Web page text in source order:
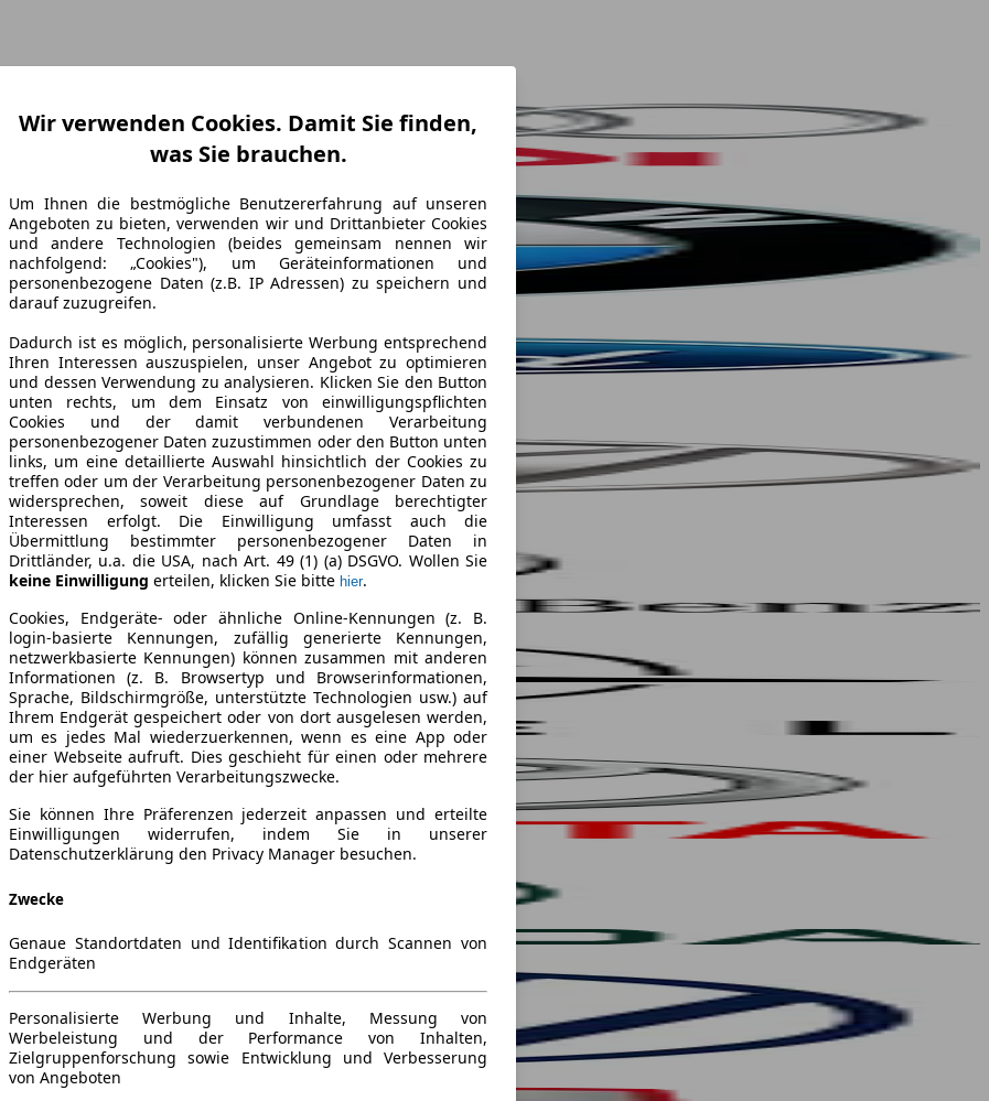
Wir verwenden Cookies. Damit Sie finden,
was Sie brauchen.
Um Ihnen die bestmögliche Benutzererfahrung auf unseren
Angeboten zu bieten, verwenden wir und Drittanbieter Cookies
und andere Technologien (beides gemeinsam nennen wir
nachfolgend: „Cookies"), um Geräteinformationen und
personenbezogene Daten (z.B. IP Adressen) zu speichern und
darauf zuzugreifen.
Dadurch ist es möglich, personalisierte Werbung entsprechend
Ihren Interessen auszuspielen, unser Angebot zu optimieren
und dessen Verwendung zu analysieren. Klicken Sie den Button
unten rechts, um dem Einsatz von einwilligungspflichten
Cookies und der damit verbundenen Verarbeitung
personenbezogener Daten zuzustimmen oder den Button unten
links, um eine detaillierte Auswahl hinsichtlich der Cookies zu
treffen oder um der Verarbeitung personenbezogener Daten zu
widersprechen, soweit diese auf Grundlage berechtigter
Interessen erfolgt. Die Einwilligung umfasst auch die
Übermittlung bestimmter personenbezogener Daten in
Drittländer, u.a. die USA, nach Art. 49 (1) (a) DSGVO. Wollen Sie
keine Einwilligung erteilen, klicken Sie bitte hier.
Cookies, Endgeräte- oder ähnliche Online-Kennungen (z. B.
login-basierte Kennungen, zufällig generierte Kennungen,
netzwerkbasierte Kennungen) können zusammen mit anderen
Informationen (z. B. Browsertyp und Browserinformationen,
Sprache, Bildschirmgröße, unterstützte Technologien usw.) auf
Ihrem Endgerät gespeichert oder von dort ausgelesen werden,
um es jedes Mal wiederzuerkennen, wenn es eine App oder
einer Webseite aufruft. Dies geschieht für einen oder mehrere
der hier aufgeführten Verarbeitungszwecke.
Sie können Ihre Präferenzen jederzeit anpassen und erteilte
Einwilligungen widerrufen, indem Sie in unserer
Datenschutzerklärung den Privacy Manager besuchen.
Zwecke
Genaue Standortdaten und Identifikation durch Scannen von
Endgeräten
Personalisierte Werbung und Inhalte, Messung von
Werbeleistung und der Performance von Inhalten,
Zielgruppenforschung sowie Entwicklung und Verbesserung
von Angeboten